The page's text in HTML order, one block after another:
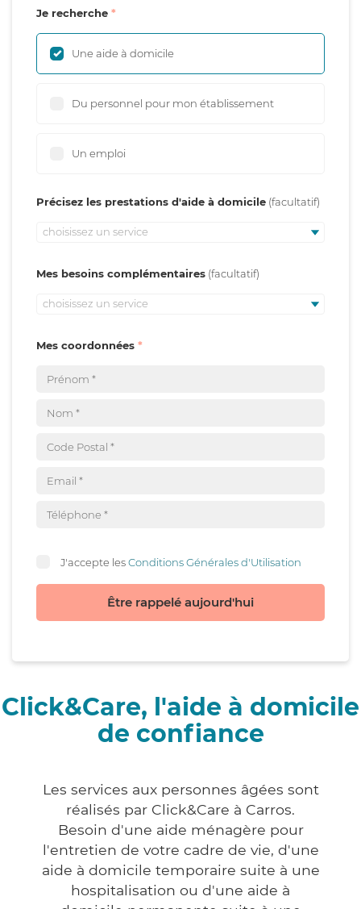
Je recherche
Une aide à domicile
Du personnel pour mon établissement
Un emploi
Précisez les prestations d'aide à domicile
choisissez un service
Mes besoins complémentaires
choisissez un service
Mes coordonnées
J'accepte lesConditions Générales d'Utilisation
Être rappelé aujourd'hui
Click&Care, l'aide à domicile
de confiance
Les services aux personnes âgées sont
réalisés par Click&Care à Carros.
Besoin d'une aide ménagère pour
l'entretien de votre cadre de vie, d'une
aide à domicile temporaire suite à une
hospitalisation ou d'une aide à